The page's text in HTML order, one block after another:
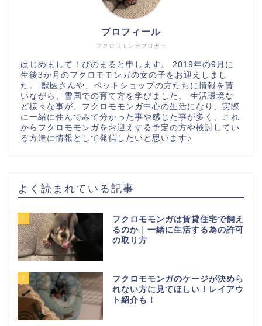
フクロモモンガブロガー
プロフィール
はじめまして！ぴのまると申します。 2019年の9月に
生後3か月のフクロモモンガの女の子をお迎えしまし
た。 獣医さんや、ペットショップの方たちに情報を貰
いながら、雪国での育て方を学びました。 生活環境な
ど様々な事が、フクロモモンガ中心の生活になり、実際
に一緒に住んでみて分かった事や感じた事が多く、これ
からフクロモモンガをお迎えする予定の方や検討してい
る方達に情報として発信したいと思います♪
よく読まれている記事
1
フクロモモンガは賃貸住宅で飼え
るのか｜一緒に生活する為の許可
の取り方
2
フクロモモンガのケージが決めら
れない方に見てほしい！レイアウ
ト紹介も！